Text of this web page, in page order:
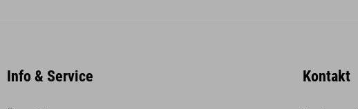
Info & Service Kontakt